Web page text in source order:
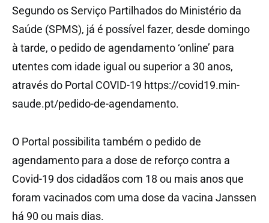
Segundo os Serviço Partilhados do Ministério da
Saúde (SPMS), já é possível fazer, desde domingo
à tarde, o pedido de agendamento ‘online’ para
utentes com idade igual ou superior a 30 anos,
através do Portal COVID-19 https://covid19.min-
saude.pt/pedido-de-agendamento.
O Portal possibilita também o pedido de
agendamento para a dose de reforço contra a
Covid-19 dos cidadãos com 18 ou mais anos que
foram vacinados com uma dose da vacina Janssen
há 90 ou mais dias.